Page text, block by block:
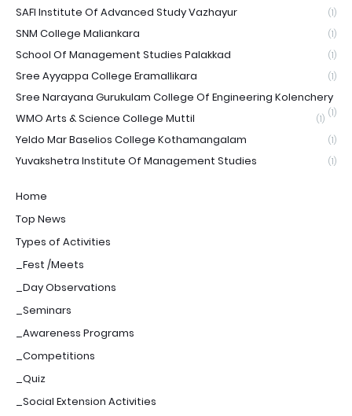
SAFI Institute Of Advanced Study Vazhayur (1)
SNM College Maliankara (1)
School Of Management Studies Palakkad (1)
Sree Ayyappa College Eramallikara (1)
Sree Narayana Gurukulam College Of Engineering Kolenchery
(1)
WMO Arts & Science College Muttil (1)
Yeldo Mar Baselios College Kothamangalam (1)
Yuvakshetra Institute Of Management Studies (1)
Home
Top News
Types of Activities
_Fest /Meets
_Day Observations
_Seminars
_Awareness Programs
_Competitions
_Quiz
_Social Extension Activities